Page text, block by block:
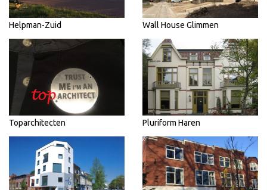
Helpman-Zuid Wall House Glimmen
Toparchitecten Pluriform Haren